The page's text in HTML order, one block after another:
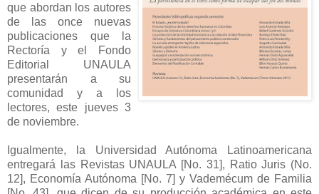
que abordan los autores
de las once nuevas
publicaciones que la
Rectoría y el Fondo
Editorial UNAULA
presentarán a su
comunidad y a los
lectores, este jueves 3
de noviembre.
Igualmente, la Universidad Autónoma Latinoamericana
entregará las Revistas UNAULA [No. 31], Ratio Juris (No.
12], Economía Autónoma [No. 7] y Vademécum de Familia